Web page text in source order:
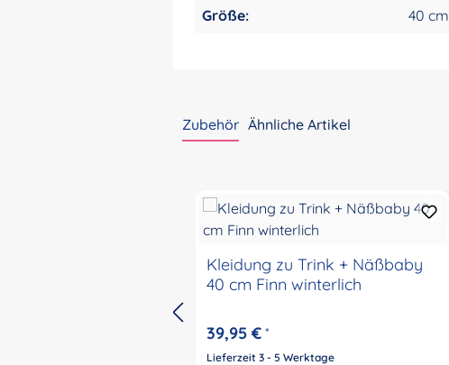
Größe: 40 cm
Zubehör Ähnliche Artikel
Kleidung zu Trink + Näßbaby
40 cm Finn winterlich
39,95 € *
Lieferzeit 3 - 5 Werktage